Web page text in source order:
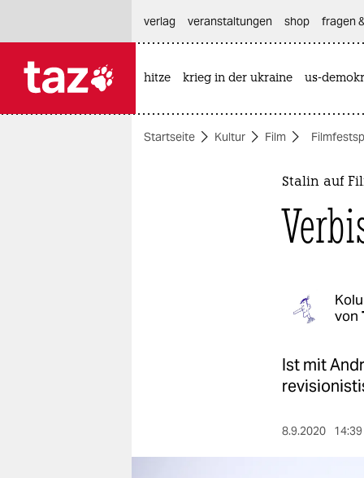
themen
verlag
veranstaltungen shop fragen
hitze krieg in der ukraine us-
Startseite Kultur Film
Stalin auf
von
Ist mit
8.9.2020